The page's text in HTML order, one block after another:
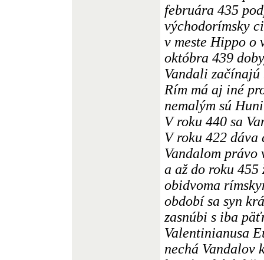
februára 435
východorímsky
v meste Hippo o
októbra 439
Vandali
Rím má aj iné
nemalým sú
V roku 440 sa
V roku 422 dáva
Vandalom
a až do roku
obidvoma
období sa syn
zasnúbi s iba
Valentinianusa
nechá Vandalov